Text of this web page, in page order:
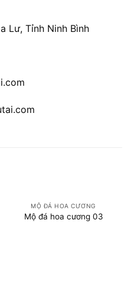
Lư, Tỉnh Ninh Bình
MỘ ĐÁ HOA CƯƠNG
Mộ đá hoa cương 03